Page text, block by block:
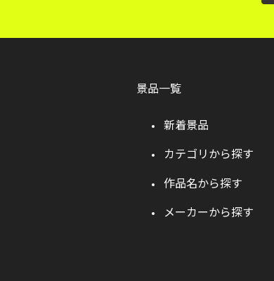
景品一覧
新着景品
カテゴリから探す
作品名から探す
メーカーから探す